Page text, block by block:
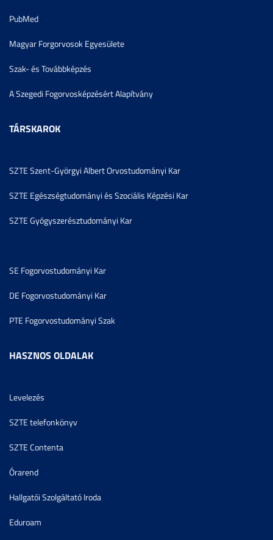
PubMed
Magyar Forgorvosok Egyesülete
Szak- és Továbbképzés
A Szegedi Fogorvosképzésért Alapítvány
TÁRSKAROK
SZTE Szent-Györgyi Albert Orvostudományi Kar
SZTE Egészségtudományi és Szociális Képzési Kar
SZTE Gyógyszerésztudományi Kar
SE Fogorvostudományi Kar
DE Fogorvostudományi Kar
PTE Fogorvostudományi Szak
HASZNOS OLDALAK
Levelezés
SZTE telefonkönyv
SZTE Contenta
Órarend
Hallgatói Szolgáltató Iroda
Eduroam